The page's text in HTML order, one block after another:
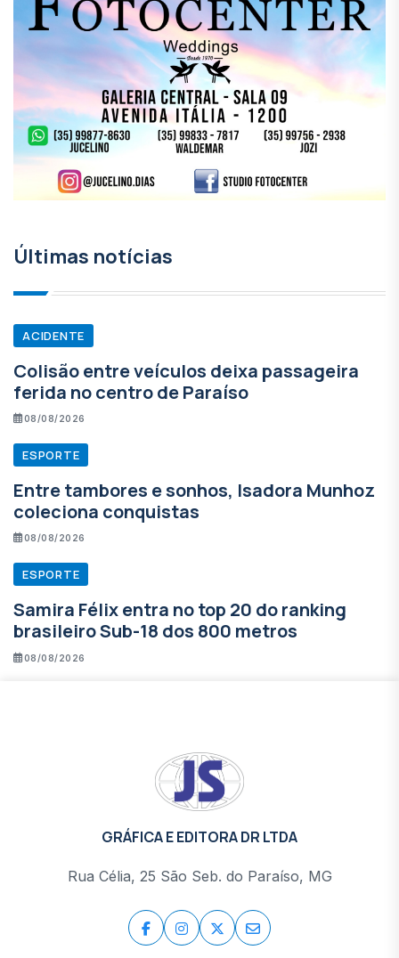
Últimas notícias
ACIDENTE
Colisão entre veículos deixa passageira
ferida no centro de Paraíso
08/08/2026
ESPORTE
Entre tambores e sonhos, Isadora Munhoz
coleciona conquistas
08/08/2026
ESPORTE
Samira Félix entra no top 20 do ranking
brasileiro Sub-18 dos 800 metros
08/08/2026
GRÁFICA E EDITORA DR LTDA
Rua Célia, 25 São Seb. do Paraíso, MG